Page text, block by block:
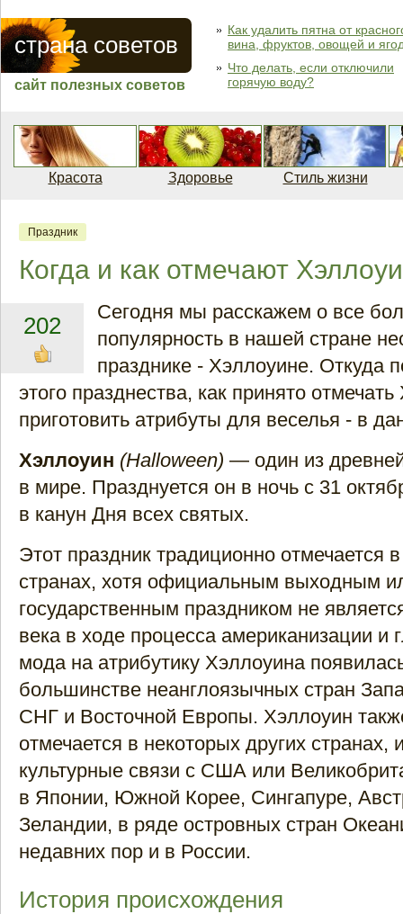
страна советов
сайт полезных советов
Как удалить пятна от
вина, фруктов, овощей и
Что делать, если отключили
горячую воду?
Красота Здоровье Стиль жизни
Праздник
Когда и как отмечают
202
Сегодня мы расскажем о все
популярность в нашей стране
празднике - Хэллоуине. Откуда
этого празднества, как принято
приготовить атрибуты для веселья - в
Хэллоуин (Halloween) — один из
в мире. Празднуется он в ночь с 31
в канун Дня всех святых.
Этот праздник традиционно отмечается
странах, хотя официальным выходным
государственным праздником не
века в ходе процесса американизации и
мода на атрибутику Хэллоуина
большинстве неанглоязычных стран
СНГ и Восточной Европы. Хэллоуин
отмечается в некоторых других
культурные связи с США или
в Японии, Южной Корее, Сингапуре,
Зеландии, в ряде островных стран
недавних пор и в России.
История происхождения